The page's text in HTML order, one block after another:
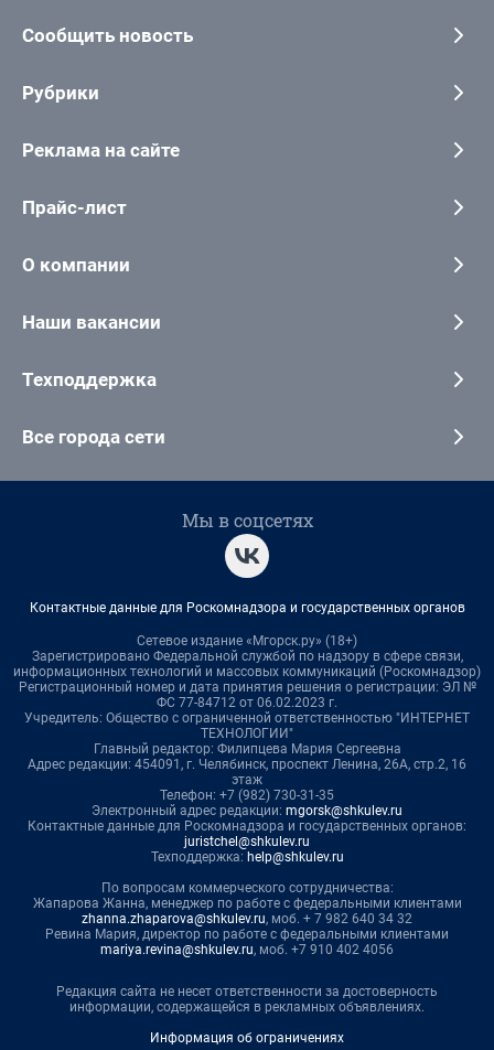
Сообщить новость
Рубрики
Реклама на сайте
Прайс-лист
О компании
Наши вакансии
Техподдержка
Все города сети
Мы в соцсетях
Контактные данные для Роскомнадзора и государственных органов
Сетевое издание «Мгорск.ру» (18+)
Зарегистрировано Федеральной службой по надзору в сфере связи,
информационных технологий и массовых коммуникаций (Роскомнадзор)
Регистрационный номер и дата принятия решения о регистрации: ЭЛ №
ФС 77-84712 от 06.02.2023 г.
Учредитель: Общество с ограниченной ответственностью "ИНТЕРНЕТ
ТЕХНОЛОГИИ"
Главный редактор: Филипцева Мария Сергеевна
Адрес редакции: 454091, г. Челябинск, проспект Ленина, 26А, стр.2, 16
этаж
Телефон: +7 (982) 730-31-35
Электронный адрес редакции: mgorsk@shkulev.ru
Контактные данные для Роскомнадзора и государственных органов:
juristchel@shkulev.ru
Техподдержка: help@shkulev.ru
По вопросам коммерческого сотрудничества:
Жапарова Жанна, менеджер по работе с федеральными клиентами
zhanna.zhaparova@shkulev.ru, моб. + 7 982 640 34 32
Ревина Мария, директор по работе с федеральными клиентами
mariya.revina@shkulev.ru, моб. +7 910 402 4056
Редакция сайта не несет ответственности за достоверность
информации, содержащейся в рекламных объявлениях.
Информация об ограничениях